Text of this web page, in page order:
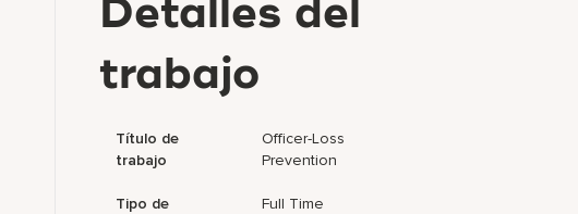
Detalles del
trabajo
Título de
trabajo
Officer-Loss
Prevention
Tipo de
Full Time